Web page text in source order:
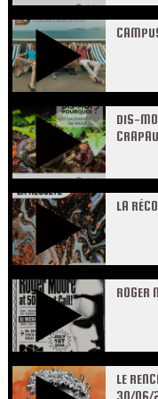
DIS-
LA
LE
30/06/